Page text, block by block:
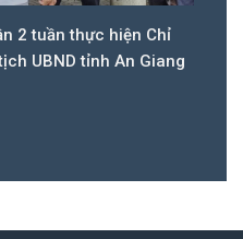
2 tuần thực hiện Chỉ
UBND tỉnh An Giang